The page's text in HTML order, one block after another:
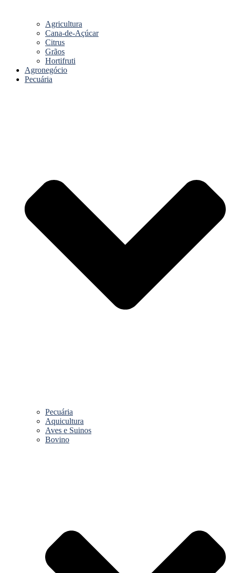
Agricultura
Cana-de-Açúcar
Citrus
Grãos
Hortifruti
Agronegócio
Pecuária
Pecuária
Aquicultura
Aves e Suinos
Bovino